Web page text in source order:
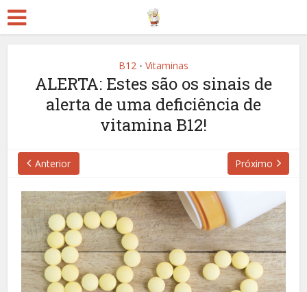
B12 • Vitaminas
ALERTA: Estes são os sinais de
alerta de uma deficiência de
vitamina B12!
Anterior Próximo